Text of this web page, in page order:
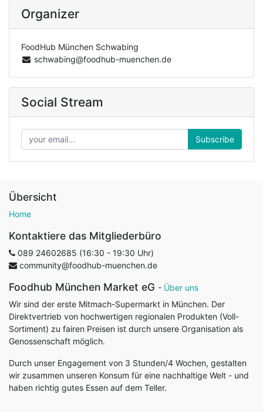
Organizer
FoodHub München Schwabing
schwabing@foodhub-muenchen.de
Social Stream
Subscribe
Übersicht
Home
Kontaktiere das Mitgliederbüro
089 24602685 (16:30 - 19:30 Uhr)
community@foodhub-muenchen.de
Foodhub München Market eG - Über uns
Wir sind der erste Mitmach-Supermarkt in München. Der
Direktvertrieb von hochwertigen regionalen Produkten (Voll-
Sortiment) zu fairen Preisen ist durch unsere Organisation als
Genossenschaft möglich.
Durch unser Engagement von 3 Stunden/4 Wochen, gestalten
wir zusammen unseren Konsum für eine nachhaltige Welt - und
haben richtig gutes Essen auf dem Teller.